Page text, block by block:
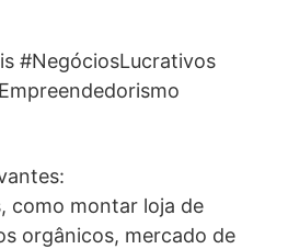
#NegóciosLucrativos
como montar loja de
orgânicos, mercado de